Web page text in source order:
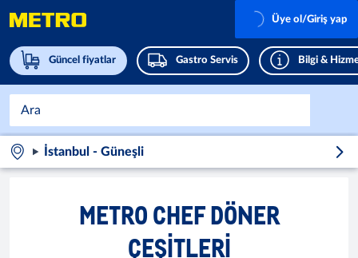
Güncel fiyatlar Gastro Servis Bilgi &
Üye ol/Giriş yap
İstanbul - Güneşli
METRO CHEF DÖNER
ÇEŞITLERI